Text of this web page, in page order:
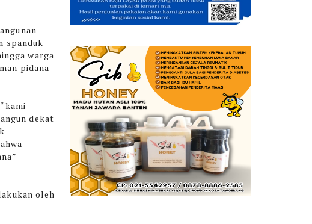
spanduk
warga
pidana
dekat
oleh